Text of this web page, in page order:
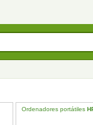
Ordenadores portátiles